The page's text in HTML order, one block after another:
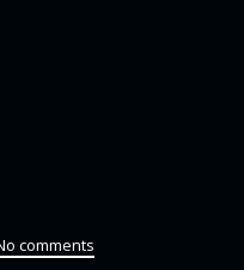
comments